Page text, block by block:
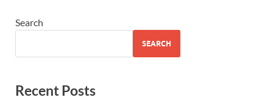
Search
SEARCH
Recent Posts